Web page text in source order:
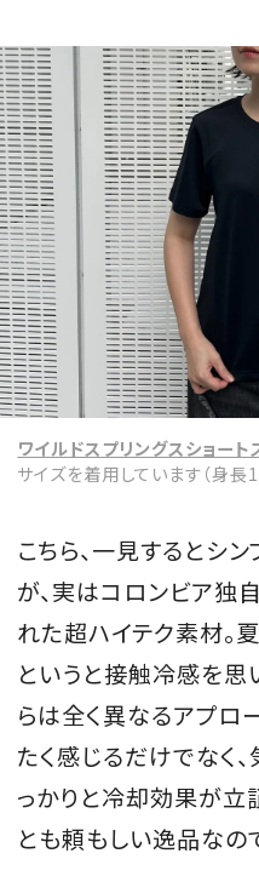
MAGAZINE
SPUR 2026 JULY
2026年9月号
2026-07-23発売
最新号を試し読み
ワイルドスプリングスショート
サイズを着用しています（身長
こちら、一見するとシ
が、実はコロンビア独
れた超ハイテク素材。
というと接触冷感を思
らは全く異なるアプロ
たく感じるだけでなく
っかりと冷却効果が立
とも頼もしい逸品なの